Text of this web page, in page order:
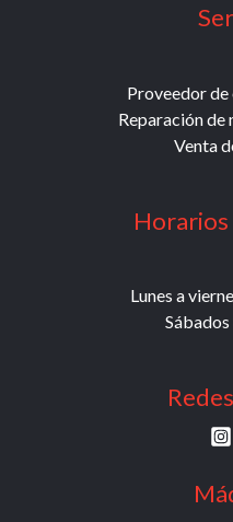
Proveedor
Reparación de
Venta
Horarios
Lunes a